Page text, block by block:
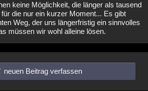
keine Möglichkeit, die länger als tausend
die nur ein kurzer Moment... Es gibt
Weg, der uns längerfristig ein sinnvolles
müssen wir wohl alleine lösen.
neuen Beitrag verfassen